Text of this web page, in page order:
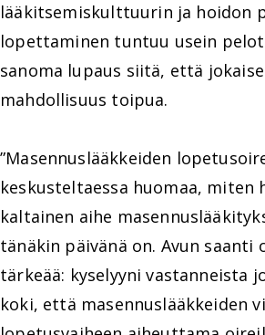
lääkitsemiskulttuurin ja hoidon
lopettaminen tuntuu usein
sanoma lupaus siitä, että
mahdollisuus toipua.
”Masennuslääkkeiden
keskusteltaessa huomaa, miten
kaltainen aihe
tänäkin päivänä on. Avun saanti
tärkeää: kyselyyni vastanneista
koki, että masennuslääkkeiden